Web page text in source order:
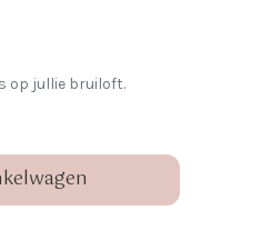
op jullie bruiloft.